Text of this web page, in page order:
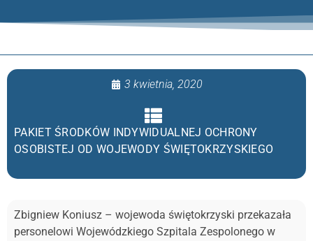
3 kwietnia, 2020
PAKIET ŚRODKÓW INDYWIDUALNEJ OCHRONY
OSOBISTEJ OD WOJEWODY ŚWIĘTOKRZYSKIEGO
Zbigniew Koniusz – wojewoda świętokrzyski przekazała
personelowi Wojewódzkiego Szpitala Zespolonego w